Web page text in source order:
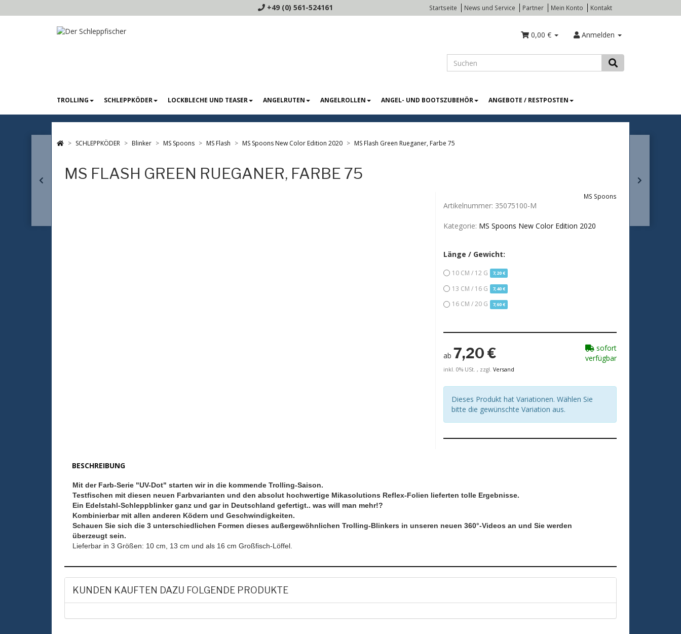
+49 (0) 561-524161 Startseite News und Service Partner Mein Konto Kontakt
Anmelden
0,00 €
TROLLING SCHLEPPKÖDER LOCKBLECHE UND TEASER ANGELRUTEN ANGELROLLEN ANGEL- UND BOOTSZUBEHÖR ANGEBOTE / RESTPOSTEN
SCHLEPPKÖDER Blinker MS Spoons MS Flash MS Spoons New Color Edition 2020 MS Flash Green Rueganer, Farbe 75
MS FLASH GREEN RUEGANER, FARBE 75
MS Spoons
Artikelnummer: 35075100-M
Kategorie: MS Spoons New Color Edition 2020
Länge / Gewicht:
10 CM / 12 G 7,20 €
13 CM / 16 G 7,40 €
16 CM / 20 G 7,60 €
ab 7,20 €
inkl. 0% USt. , zzgl. Versand
sofort
verfügbar
Dieses Produkt hat Variationen. Wählen Sie
bitte die gewünschte Variation aus.
BESCHREIBUNG
Mit der Farb-Serie "UV-Dot" starten wir in die kommende Trolling-Saison.
Testfischen mit diesen neuen Farbvarianten und den absolut hochwertige Mikasolutions Reflex-Folien lieferten tolle Ergebnisse.
Ein Edelstahl-Schleppblinker ganz und gar in Deutschland gefertigt.. was will man mehr!?
Kombinierbar mit allen anderen Ködern und Geschwindigkeiten.
Schauen Sie sich die 3 unterschiedlichen Formen dieses außergewöhnlichen Trolling-Blinkers in unseren neuen 360°-Videos an und Sie werden
überzeugt sein.
Lieferbar in 3 Größen: 10 cm, 13 cm und als 16 cm Großfisch-Löffel.
KUNDEN KAUFTEN DAZU FOLGENDE PRODUKTE